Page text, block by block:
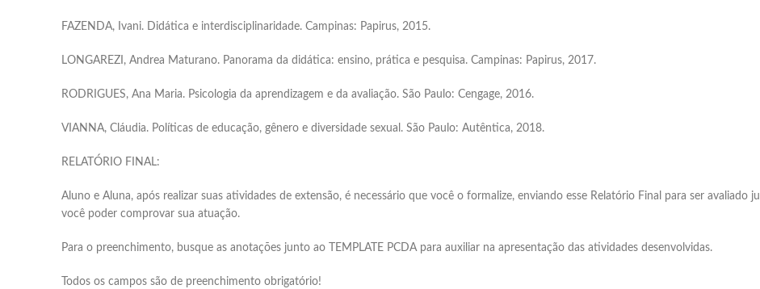
FAZENDA, Ivani. Didática e interdisciplinaridade. Campinas: Papirus, 2015.
LONGAREZI, Andrea Maturano. Panorama da didática: ensino, prática e pesquisa. Campinas: Papirus, 2017.
RODRIGUES, Ana Maria. Psicologia da aprendizagem e da avaliação. São Paulo: Cengage, 2016.
VIANNA, Cláudia. Políticas de educação, gênero e diversidade sexual. São Paulo: Autêntica, 2018.
RELATÓRIO FINAL:
Aluno e Aluna, após realizar suas atividades de extensão, é necessário que você o formalize, enviando esse Relatório Final para ser avaliado
você poder comprovar sua atuação.
Para o preenchimento, busque as anotações junto ao TEMPLATE PCDA para auxiliar na apresentação das atividades desenvolvidas.
Todos os campos são de preenchimento obrigatório!